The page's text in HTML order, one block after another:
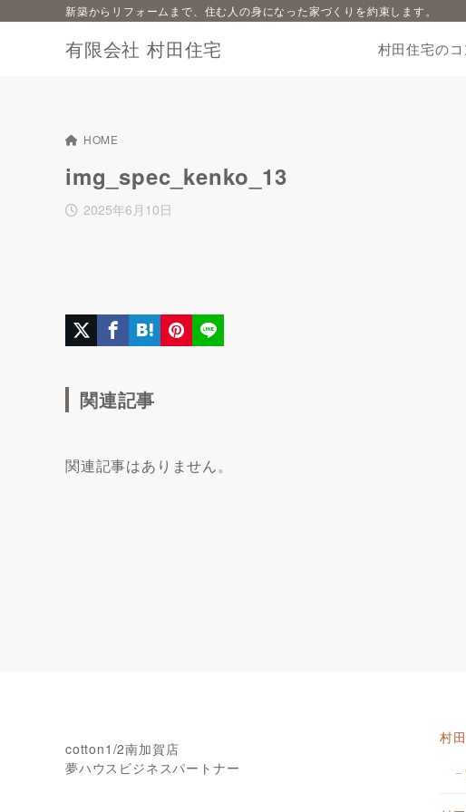
有限会社 村田住宅
新築からリフォームまで、住む人の身になった家づくりを約束します。
村田住宅の
HOME
img_spec_kenko_13
2025年6月10日
関連記事
関連記事はありません。
cotton1/2南加賀店
夢ハウスビジネスパートナー
村